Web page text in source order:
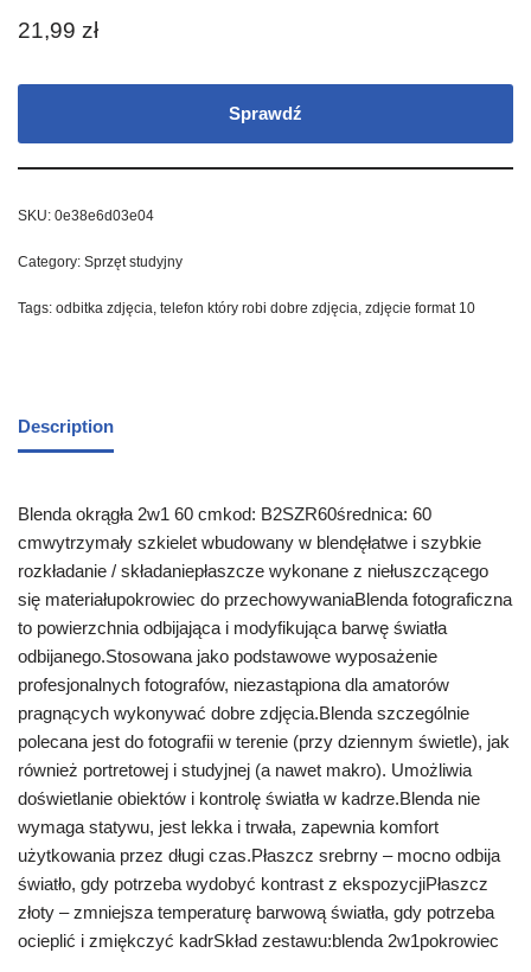
21,99 zł
Sprawdź
SKU: 0e38e6d03e04
Category: Sprzęt studyjny
Tags: odbitka zdjęcia, telefon który robi dobre zdjęcia, zdjęcie format 10
Description
Blenda okrągła 2w1 60 cmkod: B2SZR60średnica: 60
cmwytrzymały szkielet wbudowany w blendęłatwe i szybkie
rozkładanie / składaniepłaszcze wykonane z niełuszczącego
się materiałupokrowiec do przechowywaniaBlenda fotograficzna
to powierzchnia odbijająca i modyfikująca barwę światła
odbijanego.Stosowana jako podstawowe wyposażenie
profesjonalnych fotografów, niezastąpiona dla amatorów
pragnących wykonywać dobre zdjęcia.Blenda szczególnie
polecana jest do fotografii w terenie (przy dziennym świetle), jak
również portretowej i studyjnej (a nawet makro). Umożliwia
doświetlanie obiektów i kontrolę światła w kadrze.Blenda nie
wymaga statywu, jest lekka i trwała, zapewnia komfort
użytkowania przez długi czas.Płaszcz srebrny – mocno odbija
światło, gdy potrzeba wydobyć kontrast z ekspozycjiPłaszcz
złoty – zmniejsza temperaturę barwową światła, gdy potrzeba
ocieplić i zmiękczyć kadrSkład zestawu:blenda 2w1pokrowiec